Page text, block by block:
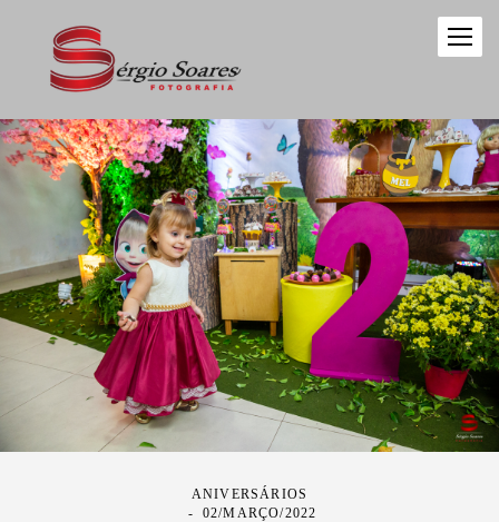
ANIVERSÁRIOS
02/MARÇO/2022